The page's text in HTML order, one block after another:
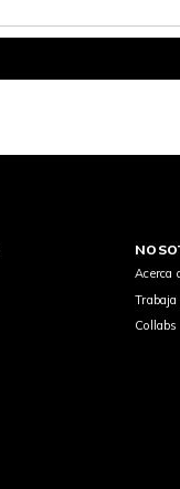
Acerca
Trabaja
Collabs